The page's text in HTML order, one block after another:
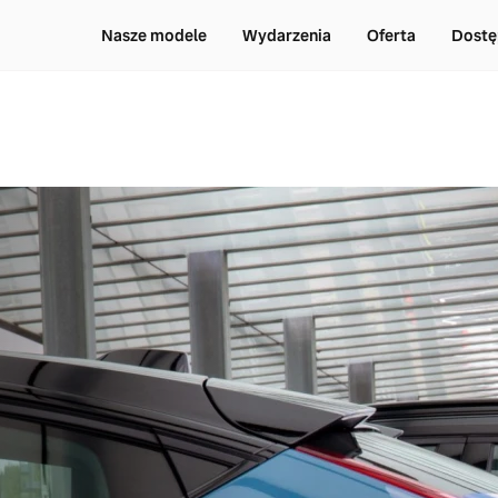
Nasze modele Wydarzenia Oferta